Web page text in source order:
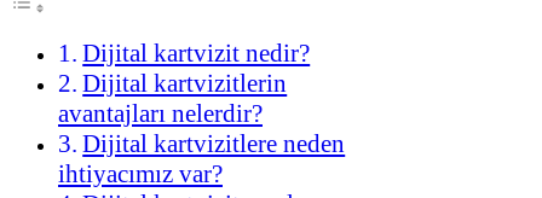
Dijital kartvizit nedir?
Dijital kartvizitlerin
avantajları nelerdir?
Dijital kartvizitlere neden
ihtiyacımız var?